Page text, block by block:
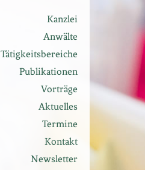
Kanzlei
Anwälte
Tätigkeitsbereiche
Publikationen
Vorträge
Aktuelles
Termine
Kontakt
Newsletter